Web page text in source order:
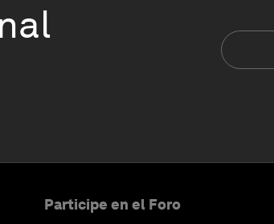
Participe en el Foro